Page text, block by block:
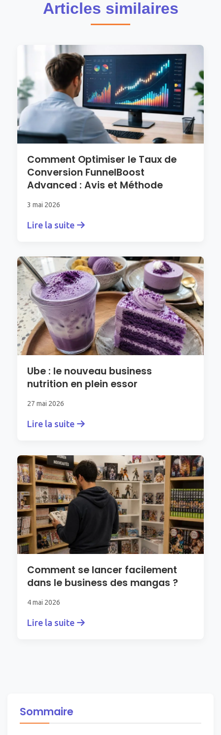
Sommaire
Articles similaires
Comment Optimiser le Taux de
Conversion FunnelBoost
Advanced : Avis et Méthode
3 mai 2026
Lire la suite
Ube : le nouveau business
nutrition en plein essor
27 mai 2026
Lire la suite
Comment se lancer facilement
dans le business des mangas ?
4 mai 2026
Lire la suite